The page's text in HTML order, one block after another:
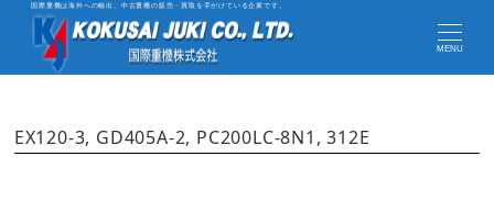
国際重機は海外への輸出、中古重機の販売・買取を手がけている企業です。
MENU
EX120-3, GD405A-2, PC200LC-8N1, 312E